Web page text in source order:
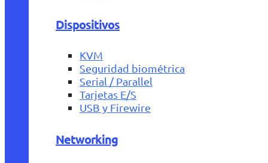
Dispositivos
KVM
Seguridad biométrica
Serial / Parallel
Tarjetas E/S
USB y Firewire
Networking